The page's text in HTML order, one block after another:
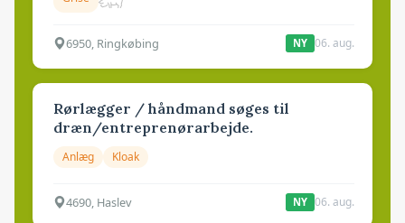
6950, Ringkøbing NY 06. aug.
Rørlægger / håndmand søges til
dræn/entreprenørarbejde.
Anlæg Kloak
4690, Haslev NY 06. aug.